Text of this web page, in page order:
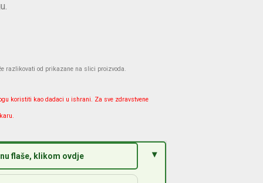
razlikovati od prikazane na slici proizvoda.
koristiti kao dadaci u ishrani. Za sve zdravstvene
flaše, klikom ovdje